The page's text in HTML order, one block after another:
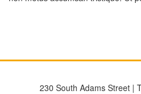
230 South Adams Street |